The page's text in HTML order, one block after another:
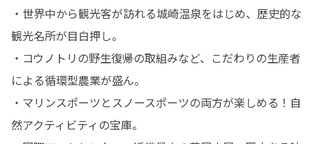
・世界中から観光客が訪れる城崎温泉をはじめ、歴史的な
観光名所が目白押し。
・コウノトリの野生復帰の取組みなど、こだわりの生産者
による循環型農業が盛ん。
・マリンスポーツとスノースポーツの両方が楽しめる！自
然アクティビティの宝庫。